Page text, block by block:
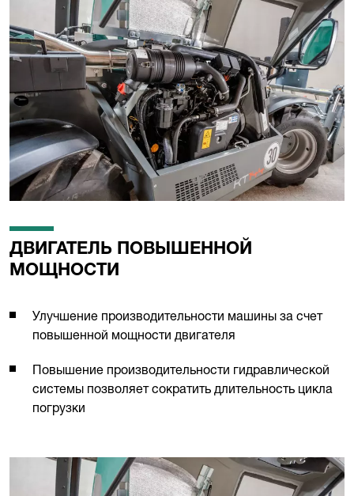
ДВИГАТЕЛЬ ПОВЫШЕННОЙ
МОЩНОСТИ
Улучшение производительности машины за счет
повышенной мощности двигателя
Повышение производительности гидравлической
системы позволяет сократить длительность цикла
погрузки